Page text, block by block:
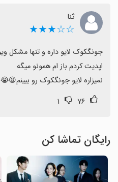
ثنا
☆☆★★★
نمیزاره لایو جونگکوک رو ببینم😫😭
۷۶ ۱
رایگان تماشا کن